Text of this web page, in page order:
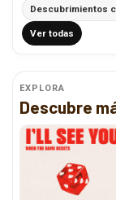
Descubrimientos
Ver todas
EXPLORA
Descubre